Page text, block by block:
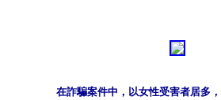
在詐騙案件中，以女性受害者居多